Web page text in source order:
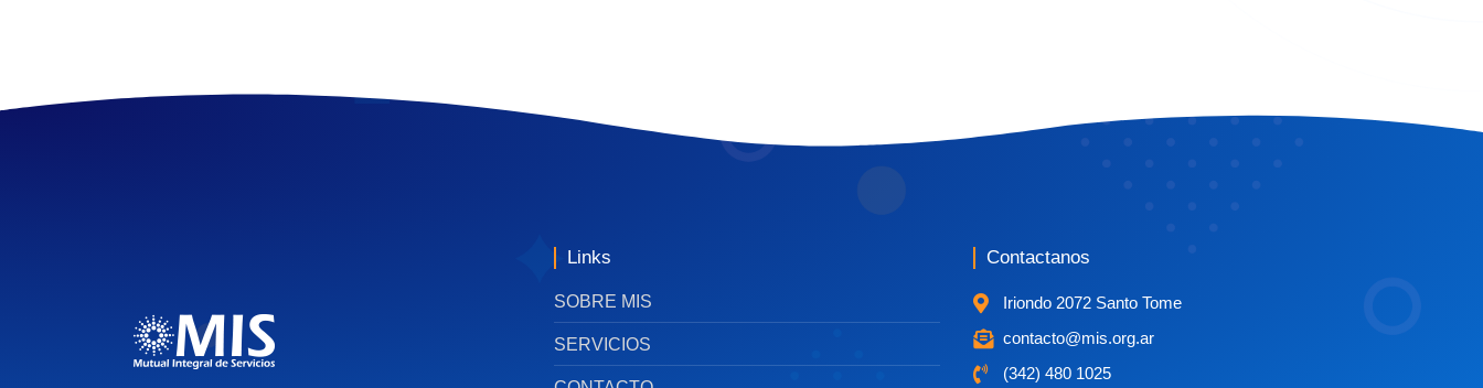
Links
SOBRE MIS
SERVICIOS
Contactanos
Iriondo 2072 Santo Tome
contacto@mis.org.ar
(342) 480 1025